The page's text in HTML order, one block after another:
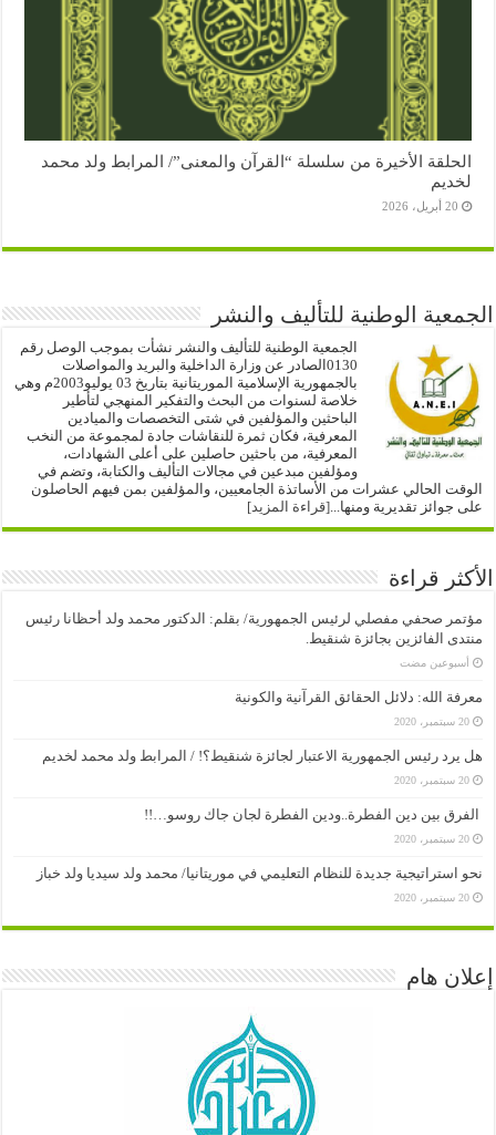
الحلقة الأخيرة من سلسلة “القرآن والمعنى”/ المرابط ولد محمد
لخديم
20 أبريل، 2026
الجمعية الوطنية للتأليف والنشر
الجمعية الوطنية للتأليف والنشر نشأت بموجب الوصل رقم
0130الصادر عن وزارة الداخلية والبريد والمواصلات
بالجمهورية الإسلامية الموريتانية بتاريخ 03 يوليو2003م وهي
خلاصة لسنوات من البحث والتفكير المنهجي لتأطير
الباحثين والمؤلفين في شتى التخصصات والميادين
المعرفية، فكان ثمرة للنقاشات جادة لمجموعة من النخب
المعرفية، من باحثين حاصلين على أعلى الشهادات،
ومؤلفين مبدعين في مجالات التأليف والكتابة، وتضم في
الوقت الحالي عشرات من الأساتذة الجامعيين، والمؤلفين بمن فيهم الحاصلون
على جوائز تقديرية ومنها...[قراءة المزيد]
الأكثر قراءة
مؤتمر صحفي مفصلي لرئيس الجمهورية/ بقلم: الدكتور محمد ولد أحظانا رئيس
منتدى الفائزين بجائزة شنقيط.
‏أسبوعين مضت
معرفة الله: دلائل الحقائق القرآنية والكونية
20 سبتمبر، 2020
هل يرد رئيس الجمهورية الاعتبار لجائزة شنقيط؟! / المرابط ولد محمد لخديم
20 سبتمبر، 2020
الفرق بين دين الفطرة..ودين الفطرة لجان جاك روسو…!!
20 سبتمبر، 2020
نحو استراتيجية جديدة للنظام التعليمي في موريتانيا/ محمد ولد سيديا ولد خباز
20 سبتمبر، 2020
إعلان هام